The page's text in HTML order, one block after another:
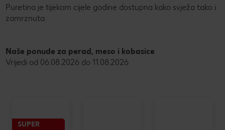
Puretina je tijekom cijele godine dostupna kako svježa tako i
zamrznuta.
Naše ponude za perad, meso i kobasice
Vrijedi od 06.08.2026 do 11.08.2026
SUPER